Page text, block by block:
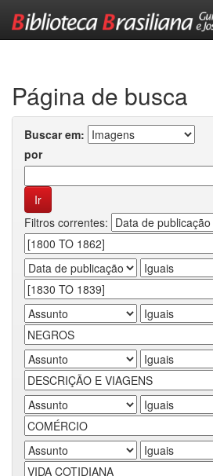
Página de busca
Buscar em:
por
Filtros correntes: